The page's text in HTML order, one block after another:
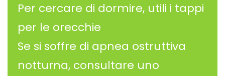
Per cercare di dormire, utili i tappi
per le orecchie
Se si soffre di apnea ostruttiva
notturna, consultare uno